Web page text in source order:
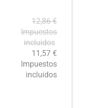
12,86€
Impuestos
incluidos
11,57 €
Impuestos
incluidos